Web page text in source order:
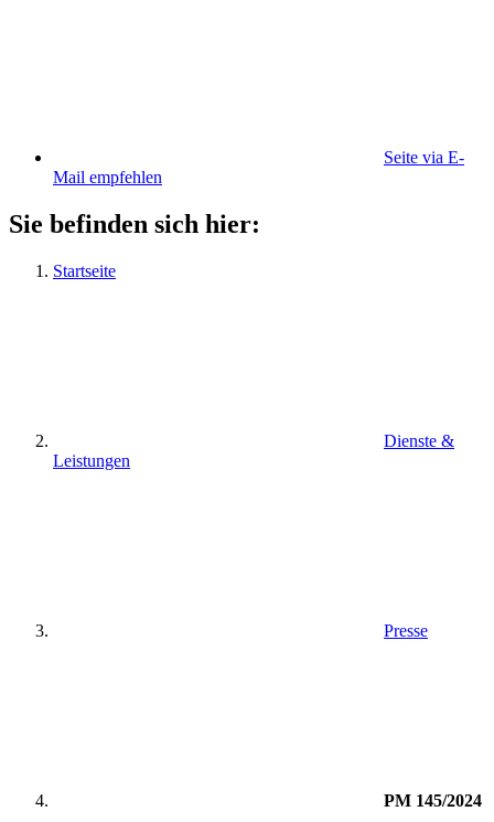
Seite via E-
Mail empfehlen
Sie befinden sich hier:
Startseite
Dienste &
Leistungen
Presse
PM 145/2024